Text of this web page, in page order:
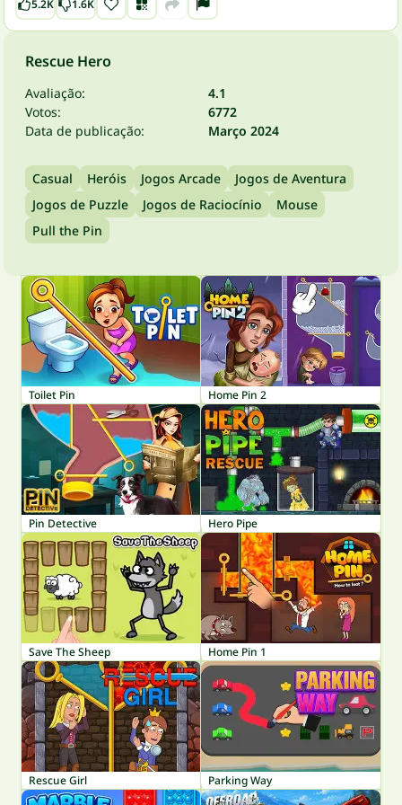
5.2K 1.6K
Rescue Hero
Avaliação:
4.1
Votos:
6772
Data de publicação:
Março 2024
Casual Heróis Jogos Arcade
Jogos de Aventura
Jogos de Puzzle
Jogos de Raciocínio
Mouse
Pull the Pin
Toilet Pin Home Pin 2
Pin Detective Hero Pipe
Save The Sheep Home Pin 1
Rescue Girl Parking Way